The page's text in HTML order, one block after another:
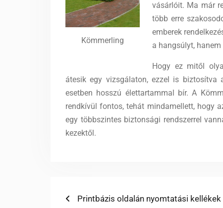
Kömmerling
vásárlóit. Ma már
több erre
emberek
a hangsúlyt,
Hogy ez mitől
átesik egy vizsgálaton, ezzel is
esetben hosszú élettartammal bír. A
rendkívül fontos, tehát mindamellett, hogy
egy többszintes biztonsági rendszerrel
kezektől.
Bejegyzés
Previous
Printbázis oldalán nyomtatási kellékek